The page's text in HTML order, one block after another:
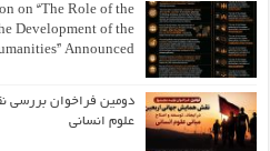
on “The Role of the
Development of the
Announced
دومین فراخوان بررسی
علوم انسانی